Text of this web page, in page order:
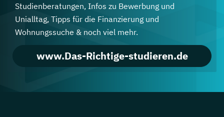
Studienberatungen, Infos zu Bewerbung und
Unialltag, Tipps für die Finanzierung und
Wohnungssuche & noch viel mehr.
www.Das-Richtige-studieren.de